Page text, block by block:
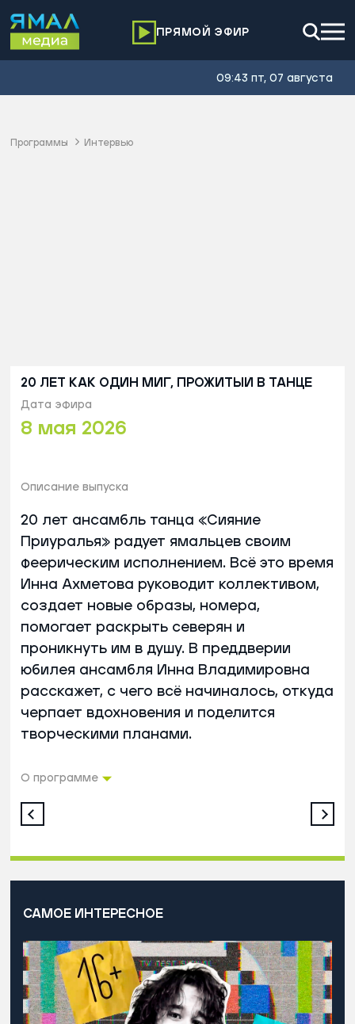
ПРЯМОЙ ЭФИР
09:43 пт, 07 августа
Программы Интервью
20 ЛЕТ КАК ОДИН МИГ, ПРОЖИТЫЙ В ТАНЦЕ
Дата эфира
8 мая 2026
Описание выпуска
20 лет ансамбль танца «Сияние
Приуралья» радует ямальцев своим
феерическим исполнением. Всё это время
Инна Ахметова руководит коллективом,
создает новые образы, номера,
помогает раскрыть северян и
проникнуть им в душу. В преддверии
юбилея ансамбля Инна Владимировна
расскажет, с чего всё начиналось, откуда
черпает вдохновения и поделится
творческими планами.
О программе
САМОЕ ИНТЕРЕСНОЕ